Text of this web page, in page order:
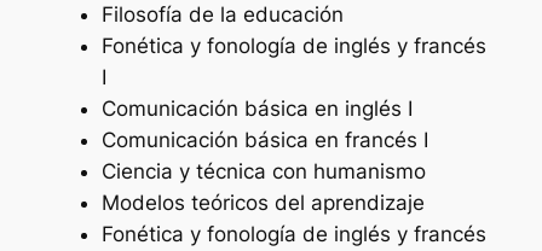
Filosofía de la educación
Fonética y fonología de inglés y francés
I
Comunicación básica en inglés I
Comunicación básica en francés I
Ciencia y técnica con humanismo
Modelos teóricos del aprendizaje
Fonética y fonología de inglés y francés